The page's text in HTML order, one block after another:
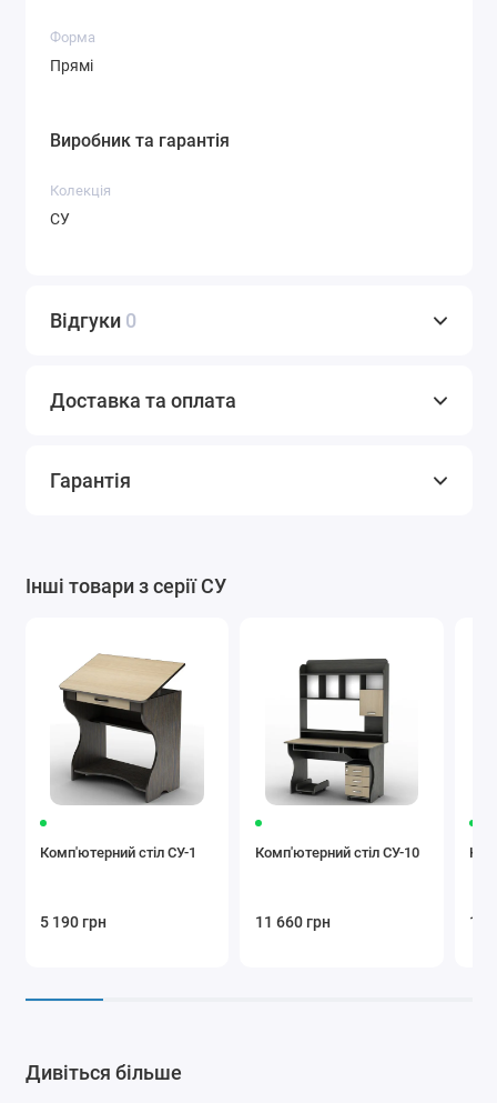
Форма
Прямі
Виробник та гарантія
Колекція
СУ
Відгуки 0
Доставка та оплата
Гарантія
Інші товари з серії СУ
Комп'ютерний стіл СУ-1
5 190 грн
Комп'ютерний стіл СУ-10
11 660 грн 12
Дивіться більше